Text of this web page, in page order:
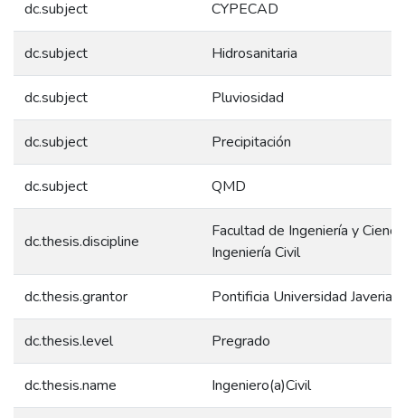
dc.subject CYPECAD
dc.subject Hidrosanitaria
dc.subject Pluviosidad
dc.subject Precipitación
dc.subject QMD
dc.thesis.discipline
Facultad de Ingeniería y
Ingeniería Civil
dc.thesis.grantor Pontificia Universidad
dc.thesis.level Pregrado
dc.thesis.name Ingeniero(a)Civil